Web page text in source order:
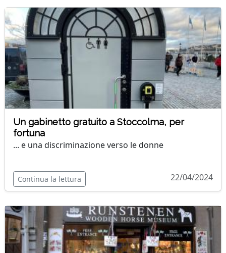
Un gabinetto gratuito a Stoccolma, per
fortuna
... e una discriminazione verso le donne
Continua la lettura 22/04/2024